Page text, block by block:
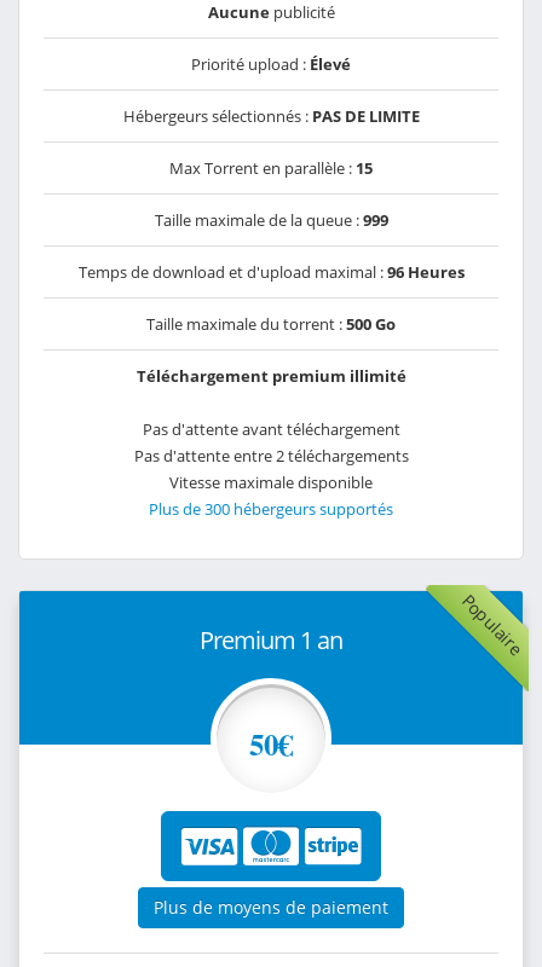
Aucunepublicité
Priorité upload : Élevé
Hébergeurs sélectionnés : PAS DE LIMITE
Max Torrent en parallèle : 15
Taille maximale de la queue :999
Temps de download et d'upload maximal :96 Heures
Taille maximale du torrent :500 Go
Téléchargement premium illimité
Pas d'attente avant téléchargement
Pas d'attente entre 2 téléchargements
Vitesse maximale disponible
Plus de 300 hébergeurs supportés
Populaire
Premium 1 an
50€
Plus de moyens de paiement